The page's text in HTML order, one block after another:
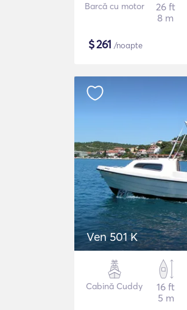
Barcă cu motor
26 ft
8 m
$261 /noapte
Ven 501 K
Cabină Cuddy
16 ft
5 m